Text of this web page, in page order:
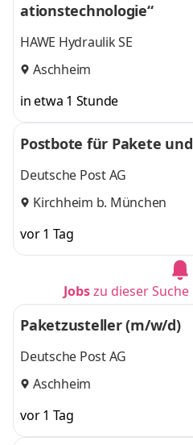
ationstechnologie“
HAWE Hydraulik SE
Aschheim
in etwa 1 Stunde
Postbote für Pakete
Deutsche Post AG
Kirchheim b. München
vor 1 Tag
Jobszu dieser
Paketzusteller (m/w/d)
Deutsche Post AG
Aschheim
vor 1 Tag